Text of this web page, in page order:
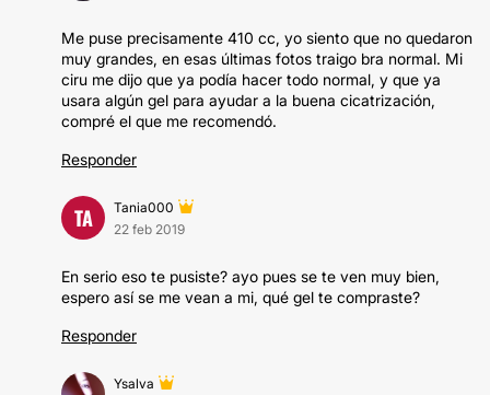
Me puse precisamente 410 cc, yo siento que no quedaron
muy grandes, en esas últimas fotos traigo bra normal. Mi
ciru me dijo que ya podía hacer todo normal, y que ya
usara algún gel para ayudar a la buena cicatrización,
compré el que me recomendó.
Responder
TA
Tania000
22 feb 2019
En serio eso te pusiste? ayo pues se te ven muy bien,
espero así se me vean a mi, qué gel te compraste?
Responder
Ysalva